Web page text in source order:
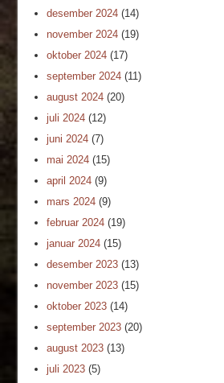
desember 2024 (14)
november 2024 (19)
oktober 2024 (17)
september 2024 (11)
august 2024 (20)
juli 2024 (12)
juni 2024 (7)
mai 2024 (15)
april 2024 (9)
mars 2024 (9)
februar 2024 (19)
januar 2024 (15)
desember 2023 (13)
november 2023 (15)
oktober 2023 (14)
september 2023 (20)
august 2023 (13)
juli 2023 (5)